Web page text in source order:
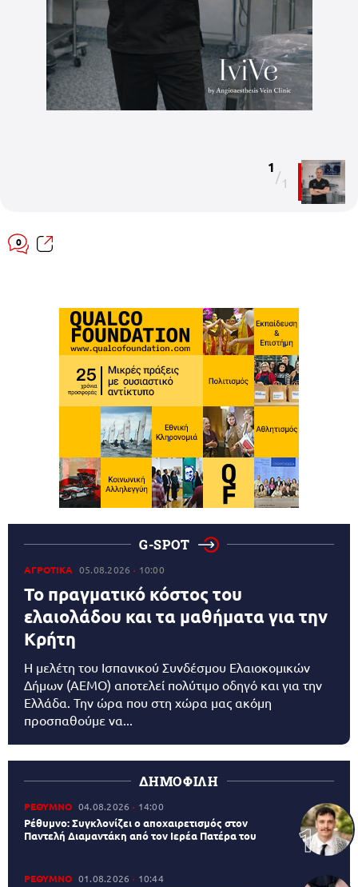
1
/1
0
G-SPOT
ΑΓΡΟΤΙΚΑ 05.08.2026 10:00
Το πραγματικό κόστος του
ελαιολάδου και τα μαθήματα για την
Κρήτη
Η μελέτη του Ισπανικού Συνδέσμου Ελαιοκομικών
Δήμων (AEMO) αποτελεί πολύτιμο οδηγό και για την
Ελλάδα. Την ώρα που στη χώρα μας ακόμη
προσπαθούμε να...
ΔΗΜΟΦΙΛΗ
ΡΕΘΥΜΝΟ 04.08.2026 14:00
Ρέθυμνο: Συγκλονίζει ο αποχαιρετισμός στον
Παντελή Διαμαντάκη από τον Ιερέα Πατέρα του
ΡΕΘΥΜΝΟ 01.08.2026 10:44